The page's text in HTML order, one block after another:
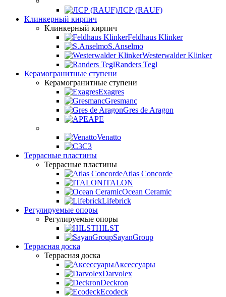
ЛСР (RAUF)
Клинкерный кирпич
Клинкерный кирпич
Feldhaus Klinker
S.Anselmo
Westerwalder Klinker
Randers Tegl
Керамогранитные ступени
Керамогранитные ступени
Exagres
Gresmanc
Gres de Aragon
APE
Venatto
C3
Террасные пластины
Террасные пластины
Atlas Concorde
ITALON
Ocean Ceramic
Lifebrick
Регулируемые опоры
Регулируемые опоры
HILST
SayanGroup
Террасная доска
Террасная доска
Аксессуары
Darvolex
Deckron
Ecodeck